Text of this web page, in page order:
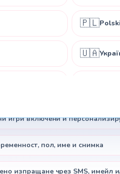
🇵🇱Polski
🇺🇦
🇸🇰
$12
Еднократно • Без
игри включени и
пол, име и снимка
изпращане чрез SMS, имейл